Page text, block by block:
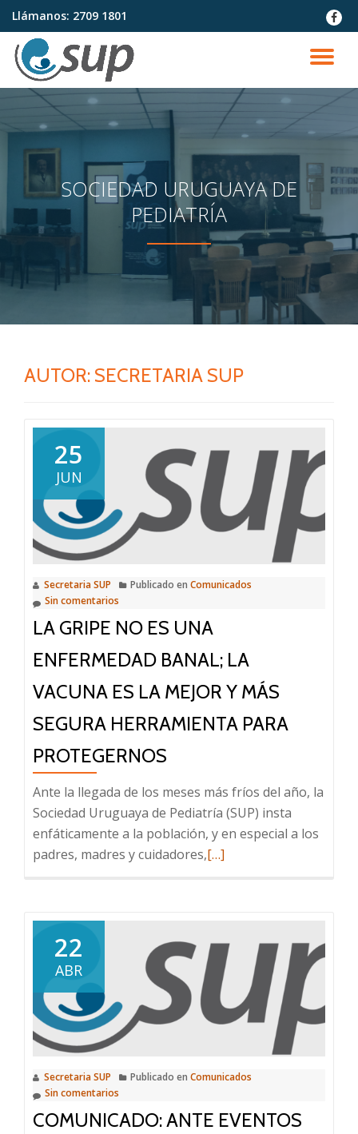
Saltar
contenido
Llámanos: 2709 1801
fa-
SOCIEDAD URUGUAYA DE
PEDIATRÍA
AUTOR: SECRETARIA SUP
25
JUN
Secretaria SUP Publicado en Comunicados
Sin comentarios
LA GRIPE NO ES UNA
ENFERMEDAD BANAL; LA
VACUNA ES LA MEJOR Y MÁS
SEGURA HERRAMIENTA PARA
PROTEGERNOS
Ante la llegada de los meses más fríos del año, la
Sociedad Uruguaya de Pediatría (SUP) insta
enfáticamente a la población, y en especial a los
padres, madres y cuidadores,Leer
no
una
enfermedad
vacuna
la
[…]
22
ABR
Secretaria SUP Publicado en Comunicados
Sin comentarios
COMUNICADO: ANTE EVENTOS